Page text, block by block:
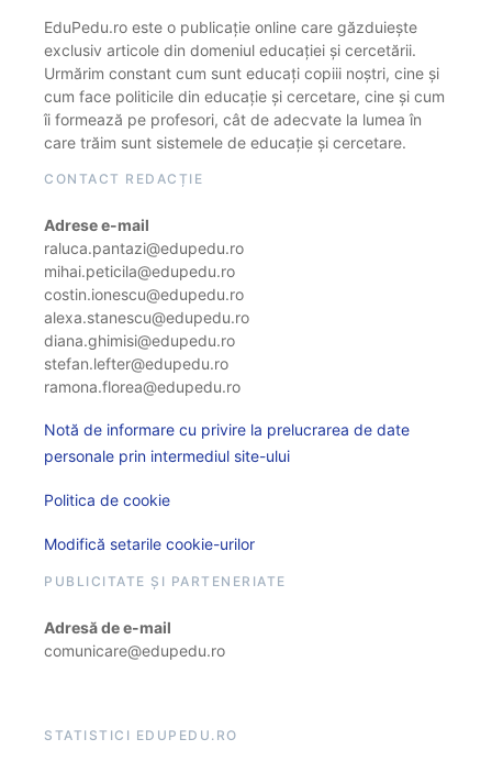
EduPedu.ro este o publicație online care găzduiește
exclusiv articole din domeniul educației și cercetării.
Urmărim constant cum sunt educați copiii noștri, cine și
cum face politicile din educație și cercetare, cine și cum
îi formează pe profesori, cât de adecvate la lumea în
care trăim sunt sistemele de educație și cercetare.
CONTACT REDACȚIE
Adrese e-mail
raluca.pantazi@edupedu.ro
mihai.peticila@edupedu.ro
costin.ionescu@edupedu.ro
alexa.stanescu@edupedu.ro
diana.ghimisi@edupedu.ro
stefan.lefter@edupedu.ro
ramona.florea@edupedu.ro
Notă de informare cu privire la prelucrarea de date
personale prin intermediul site-ului
Politica de cookie
Modifică setarile cookie-urilor
PUBLICITATE ȘI PARTENERIATE
Adresă de e-mail
comunicare@edupedu.ro
STATISTICI EDUPEDU.RO